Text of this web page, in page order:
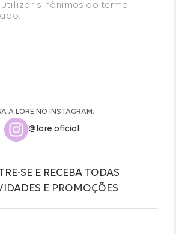
utilizar sinônimos do termo
A LORE NO INSTAGRAM:
@lore.oficial
SE E RECEBA TODAS
E PROMOÇÕES